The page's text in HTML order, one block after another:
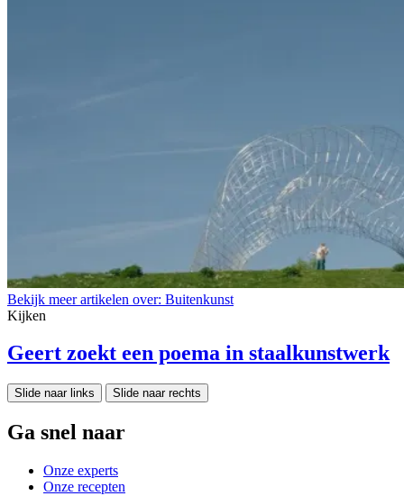
Bekijk meer artikelen over: Buitenkunst
Kijken
Geert zoekt een poema in staalkunstwerk
Slide naar links Slide naar rechts
Ga snel naar
Onze experts
Onze recepten